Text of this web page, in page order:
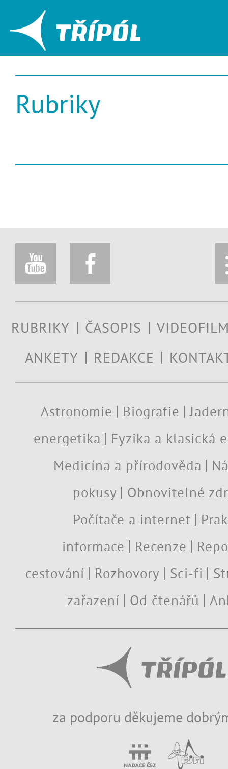
Rubriky
RUBRIKY ČASOPIS
ANKETY
REDAKCE
Astronomie Biografie
energetika
Fyzika a klasická
Medicína a přírodověda
pokusy
Obnovitelné
Počítače a internet
informace
Recenze
cestování
Rozhovory Sci-fi
zařazení
Od čtenářů
za podporu děkujeme